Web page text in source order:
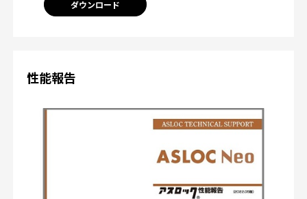
ダウンロード
性能報告